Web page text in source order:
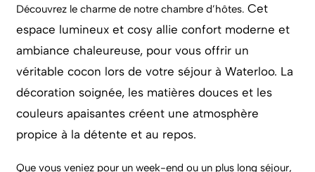
Découvrez le charme de notre chambre d’hôtes. Cet
espace lumineux et cosy allie confort moderne et
ambiance chaleureuse, pour vous offrir un
véritable cocon lors de votre séjour à Waterloo. La
décoration soignée, les matières douces et les
couleurs apaisantes créent une atmosphère
propice à la détente et au repos.
Que vous veniez pour un week-end ou un plus long séjour,